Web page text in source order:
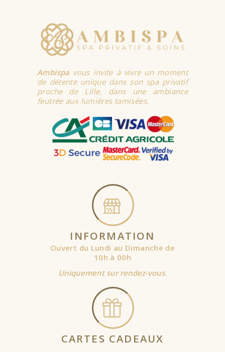
Ambispa vous invite à vivre un moment
de détente unique dans son spa privatif
proche de Lille, dans une ambiance
feutrée aux lumières tamisées.
INFORMATION
Ouvert du Lundi au Dimanche de
10h à 00h
Uniquement sur rendez-vous.
CARTES CADEAUX